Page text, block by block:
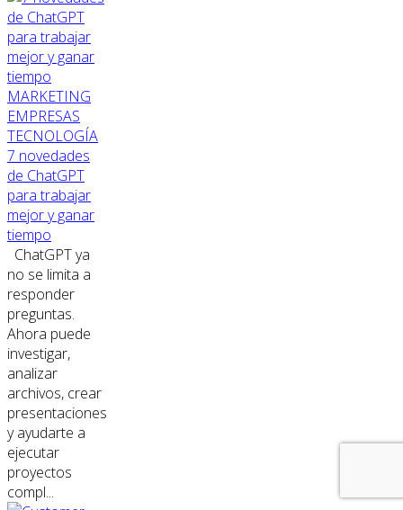
MARKETING
EMPRESAS
TECNOLOGÍA
7 novedades
de ChatGPT
para trabajar
mejor y ganar
tiempo
ChatGPT ya
no se limita a
responder
preguntas.
Ahora puede
investigar,
analizar
archivos, crear
presentaciones
y ayudarte a
ejecutar
proyectos
compl...